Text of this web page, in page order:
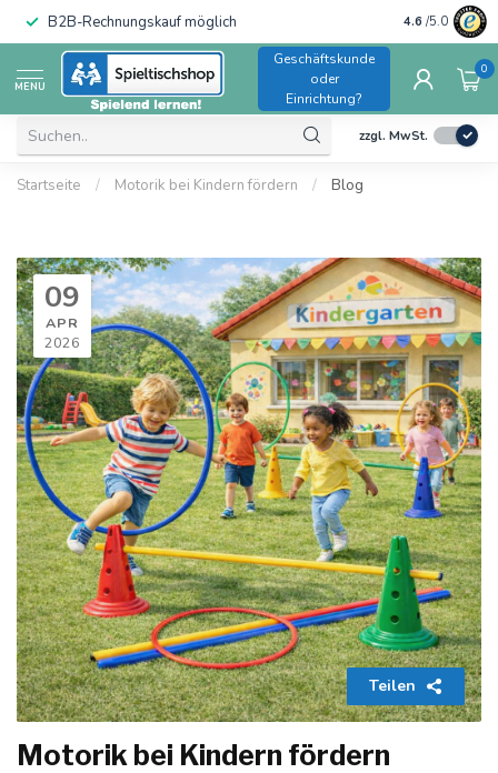
B2B-Rechnungskauf möglich 4.6 /5.0
MENU
Geschäftskunde
oder
Einrichtung?
0
zzgl. MwSt.
Startseite / Motorik bei Kindern fördern / Blog
09
APR
2026
Teilen
Motorik bei Kindern fördern